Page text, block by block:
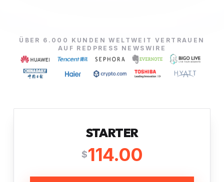
ÜBER 6.000 KUNDEN WELTWEIT VERTRAUEN
AUF REDPRESS NEWSWIRE
STARTER
$114.00